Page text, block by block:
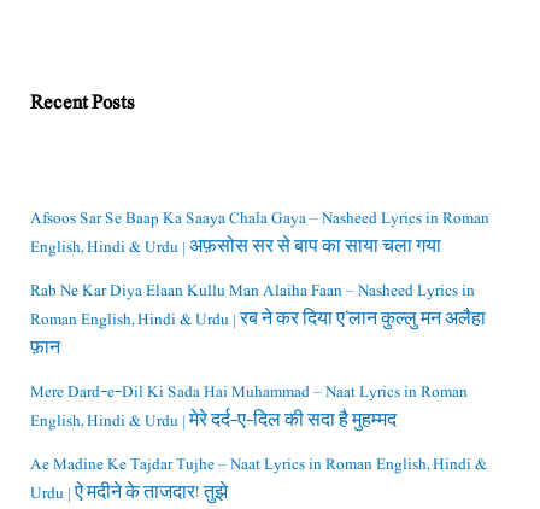
Recent Posts
Afsoos Sar Se Baap Ka Saaya Chala Gaya – Nasheed Lyrics in Roman
English, Hindi & Urdu | अफ़सोस सर से बाप का साया चला गया
Rab Ne Kar Diya Elaan Kullu Man Alaiha Faan – Nasheed Lyrics in
Roman English, Hindi & Urdu | रब ने कर दिया ए’लान कुल्लु मन अलैहा
फ़ान
Mere Dard-e-Dil Ki Sada Hai Muhammad – Naat Lyrics in Roman
English, Hindi & Urdu | मेरे दर्द-ए-दिल की सदा है मुहम्मद
Ae Madine Ke Tajdar Tujhe – Naat Lyrics in Roman English, Hindi &
Urdu | ऐ मदीने के ताजदार! तुझे